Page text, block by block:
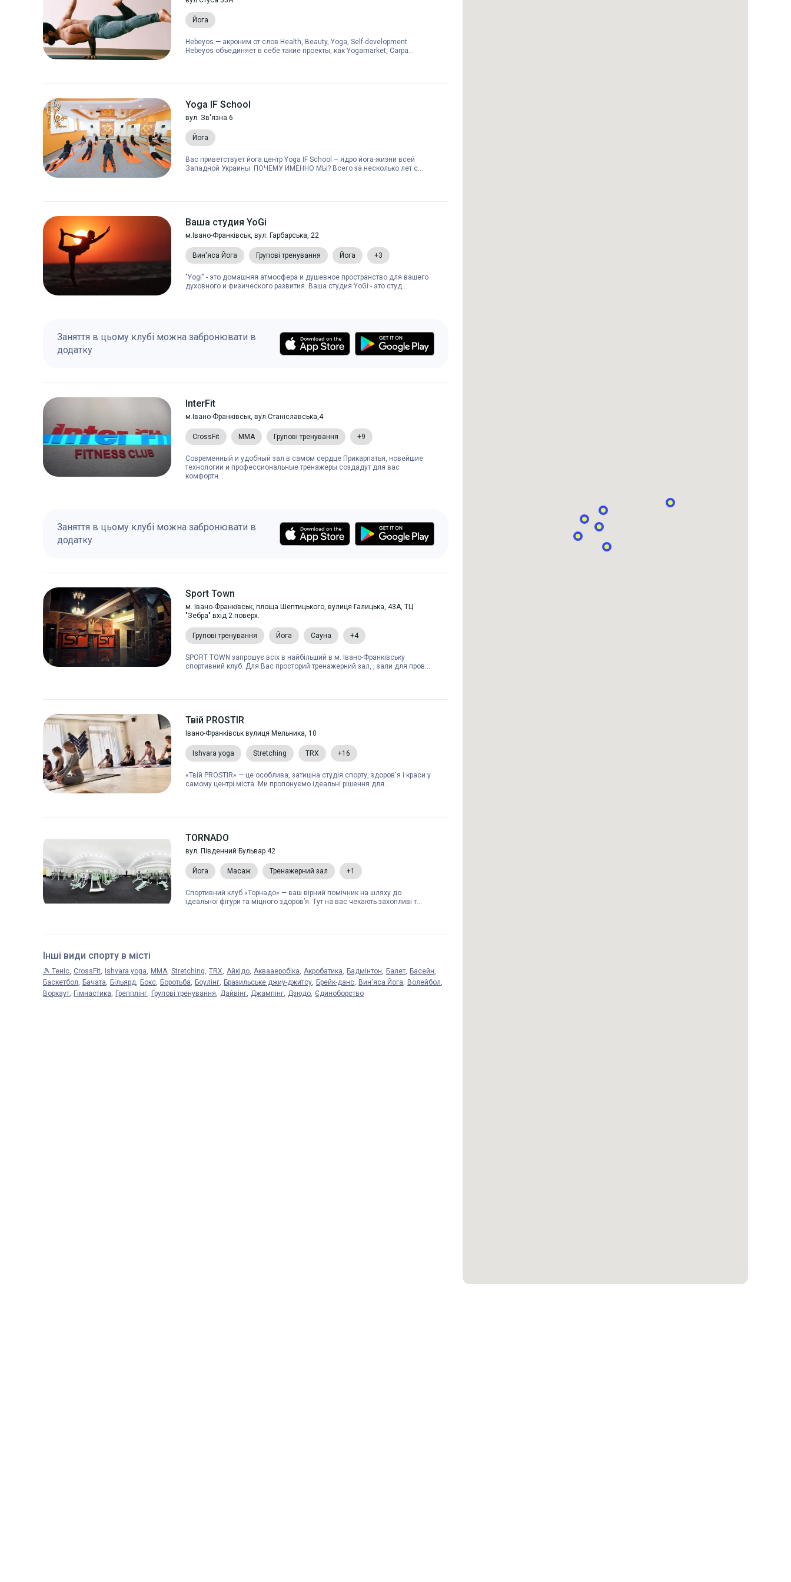
Йога
Hebeyos — акроним от слов Health, Beauty, Yoga, Self-development
Hebeyos объединяет в себе такие проекты, как Yogamarket, Carpa...
Yoga IF School
вул. Зв'язна 6
Йога
Вас приветствует йога центр Yoga IF School – ядро йога-жизни всей
Западной Украины. ПОЧЕМУ ИМЕННО МЫ? Всего за несколько лет с...
Ваша студия YoGi
м.Івано-Франківськ, вул. Гарбарська, 22
Вин'яса Йога Групові тренування Йога +3
"Yogi" - это домашняя атмосфера и душевное пространство для вашего
духовного и физического развития. Ваша студия YoGi - это студ...
Заняття в цьому клубі можна забронювати в
додатку
InterFit
м.Івано-Франківськ, вул.Станіславська,4
CrossFit MMA Групові тренування +9
Современный и удобный зал в самом сердце Прикарпатья, новейшие
технологии и профессиональные тренажеры создадут для вас
комфортн...
Заняття в цьому клубі можна забронювати в
додатку
Sport Town
м. Івано-Франківськ, площа Шептицького, вулиця Галицька, 43А, ТЦ
"Зебра" вхід 2 поверх.
Групові тренування Йога Сауна +4
SPORT TOWN запрошує всіх в найбільший в м. Івано-Франківську
спортивний клуб. Для Вас просторий тренажерний зал, , зали для пров...
Твій PROSTIR
Івано-Франківськ вулиця Мельника, 10
Ishvara yoga Stretching TRX +16
«Твій PROSTIR» — це особлива, затишна студія спорту, здоров‘я і краси у
самому центрі міста. Ми пропонуємо ідеальні рішення для...
TORNADO
вул. Південний Бульвар 42
Йога Масаж Тренажерний зал +1
Спортивний клуб «Торнадо» — ваш вірний помічник на шляху до
ідеальної фігури та міцного здоров’я. Тут на вас чекають захопливі т...
Інші види спорту в місті
🎾 Теніс CrossFit Ishvara yoga MMA Stretching TRX Айкідо Аквааеробіка Акробатика Бадмінтон Балет
Басейн
Баскетбол
Бачата Більярд Бокс Боротьба Боулінг Бразильське джиу-джитсу Брейк-данс Вин'яса Йога
Волейбол
Воркаут
Гімнастика Грепплінг Групові тренування Дайвінг Джампінг Дзюдо Єдиноборство